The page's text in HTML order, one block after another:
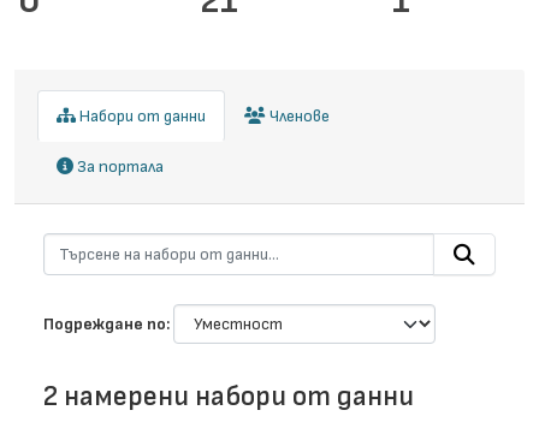
Набори от данни Членове
За портала
Подреждане по
2 намерени набори от данни